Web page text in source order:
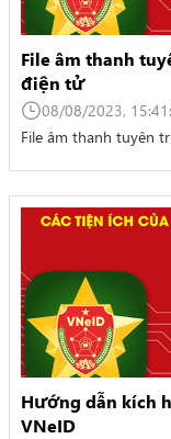
File âm thanh
điện tử
08/08/2023,
File âm thanh tuyên
Hướng dẫn kích
VNeID